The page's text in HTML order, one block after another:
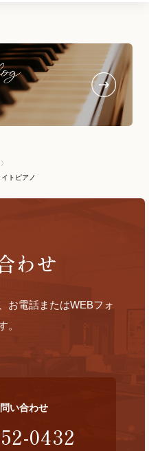
トピアノ
わせ
お電話またはWEBフォ
。
い合わせ
0432